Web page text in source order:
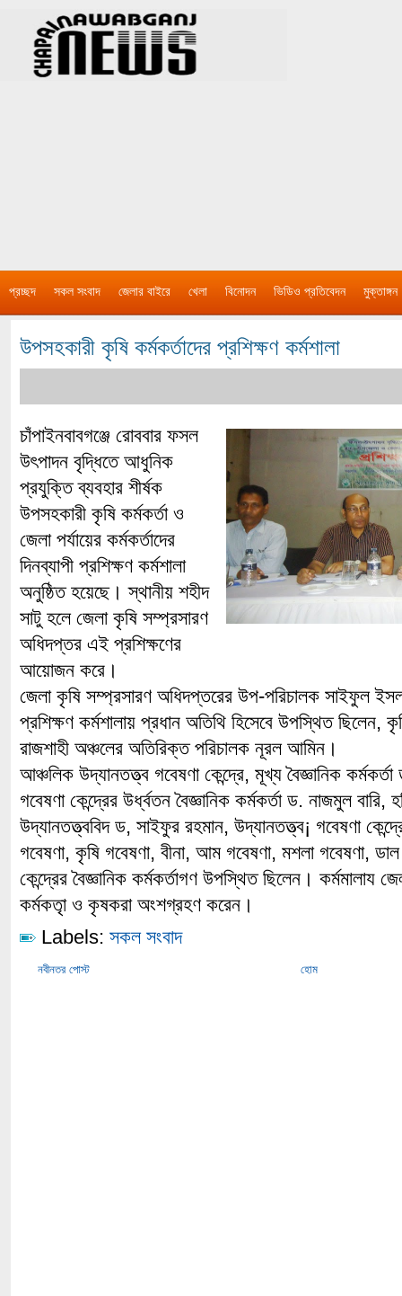
প্রচ্ছদ সকল সংবাদ জেলার বাইরে খেলা বিনোদন ভিডিও প্রতিবেদন মুক্তাঙ্গন
উপসহকারী কৃষি কর্মকর্তাদের প্রশিক্ষণ কর্মশালা
চাঁপাইনবাবগঞ্জে রোববার ফসল
উৎপাদন বৃদ্ধিতে আধুনিক
প্রযুক্তি ব্যবহার শীর্ষক
উপসহকারী কৃষি কর্মকর্তা ও
জেলা পর্যায়ের কর্মকর্তাদের
দিনব্যাপী প্রশিক্ষণ কর্মশালা
অনুষ্ঠিত হয়েছে। স্থানীয় শহীদ
সাটু হলে জেলা কৃষি সম্প্রসারণ
অধিদপ্তর এই প্রশিক্ষণের
আয়োজন করে।
জেলা কৃষি সম্প্রসারণ অধিদপ্তরের উপ-পরিচালক সাইফুল
প্রশিক্ষণ কর্মশালায় প্রধান অতিথি হিসেবে উপস্থিত ছিলেন,
রাজশাহী অঞ্চলের অতিরিক্ত পরিচালক নূরল আমিন।
আঞ্চলিক উদ্যানতত্ত্ব গবেষণা কেন্দ্রে, মূখ্য বৈজ্ঞানিক
গবেষণা কেন্দ্রের উর্ধ্বতন বৈজ্ঞানিক কর্মকর্তা ড. নাজমুল বারি,
উদ্যানতত্ত্ববিদ ড, সাইফুর রহমান, উদ্যানতত্ত্ব¡ গবেষণা
গবেষণা, কৃষি গবেষণা, বীনা, আম গবেষণা, মশলা গবেষণা,
কেন্দ্রের বৈজ্ঞানিক কর্মকর্তাগণ উপস্থিত ছিলেন। কর্মমালায
কর্মকতাৃ ও কৃষকরা অংশগ্রহণ করেন।
Labels: সকল সংবাদ
নবীনতর পোস্ট হোম